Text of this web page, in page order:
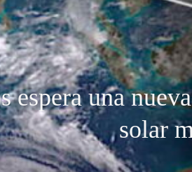
espera una
solar